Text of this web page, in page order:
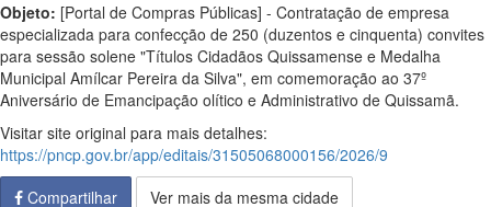
Objeto: [Portal de Compras Públicas] - Contratação de empresa
especializada para confecção de 250 (duzentos e cinquenta) convites
para sessão solene "Títulos Cidadãos Quissamense e Medalha
Municipal Amílcar Pereira da Silva", em comemoração ao 37º
Aniversário de Emancipação olítico e Administrativo de Quissamã.
Visitar site original para mais detalhes:
https://pncp.gov.br/app/editais/31505068000156/2026/9
Compartilhar
Ver mais da mesma cidade